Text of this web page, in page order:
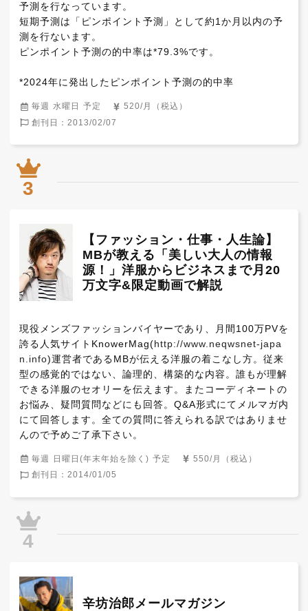
予測を行なっています。
短期予測は「ピンポイント予測」として約1か月以内の予
測を行ないます。
ピンポイント予測の的中率は*79.3%です。
*2024年に発出したピンポイント予測の的中率
毎週 水曜日 予定
520/月（税込）
創刊日：2013/02/07
3
【ファッション・仕事・人生論】
MBが教える「美しい大人の情報
源！」洋服からビジネスまで月20
万文字&限定動画で解説
現役メンズファッションバイヤーであり、月間100万PVを
誇る人気サイトKnowerMag(http://www.neqwsnet-japa
n.info)運営者であるMBが伝える洋服の着こなし方。従来
型の感覚的ではない、論理的、構築的な内容。誰もが理解
できる洋服のセオリーを伝えます。またコーディネートの
お悩み、疑問質問などにも回答。Q&A形式にてメルマガ内
にて回答します。全ての質問に答えられる訳ではありませ
んので予めご了承下さい。
毎週 日曜日(年末年始を除く) 予定
550/月（税込）
創刊日：2014/01/05
4
辛坊治郎メールマガジン